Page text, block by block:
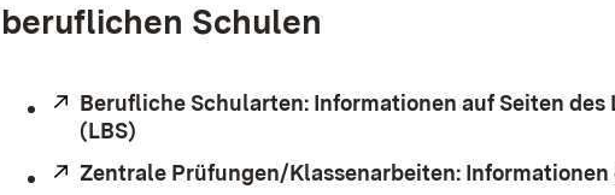
beruflichen Schulen
Extern:
Berufliche Schularten: Informationen auf Seiten
(LBS)
Extern:
Zentrale Prüfungen/Klassenarbeiten: